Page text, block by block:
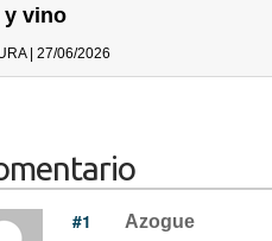
y vino
| 27/06/2026
#1 Azogue